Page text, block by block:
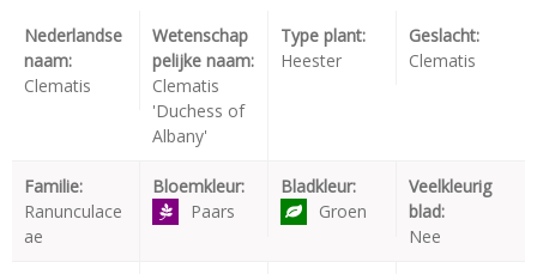
Nederlandse
naam:
Clematis
Wetenschap
pelijke naam:
Clematis
'Duchess of
Albany'
Type plant:
Heester
Geslacht:
Clematis
Familie:
Ranunculace
ae
Bloemkleur:
Paars
Bladkleur:
Groen
Veelkleurig
blad:
Nee